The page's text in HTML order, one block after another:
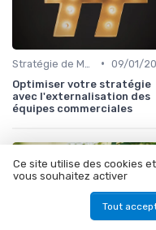
• 09/01/
Optimiser votre stratégie
avec l'externalisation des
équipes commerciales
Ce site utilise des cookies
vous souhaitez activer
Tout